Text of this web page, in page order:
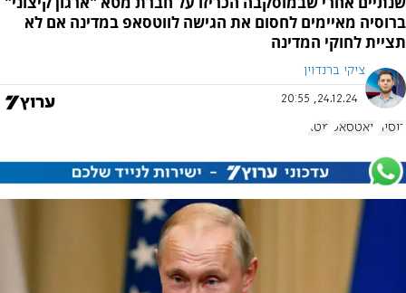
ברוסיה מאיימים לחסום את הגישה לווטסאפ במדינה אם לא
תציית לחוקי המדינה
ציקי ברנדוין
24.12.24, 20:55
רוסיה וואטסאפ מטא